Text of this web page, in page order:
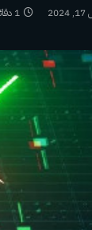
1 دقائق